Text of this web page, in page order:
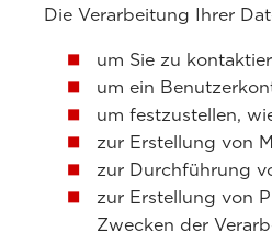
Die Verarbeitung Ihrer
um Sie zu
um ein
um festzustellen,
zur Erstellung von
zur Durchführung
zur Erstellung von
Zwecken der